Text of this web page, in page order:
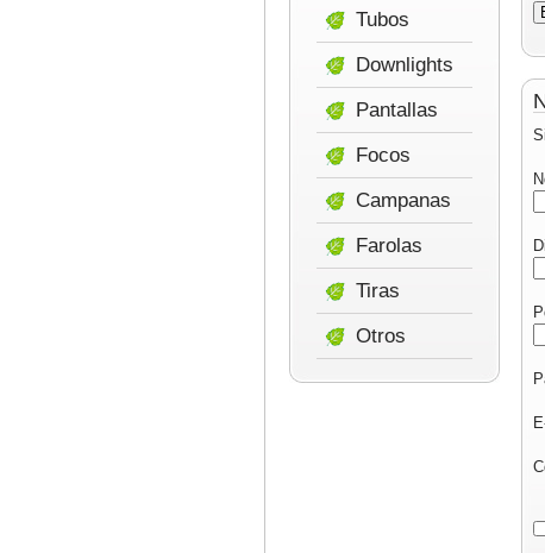
Tubos
Downlights
Pantallas
Focos
Campanas
Farolas
Tiras
Otros